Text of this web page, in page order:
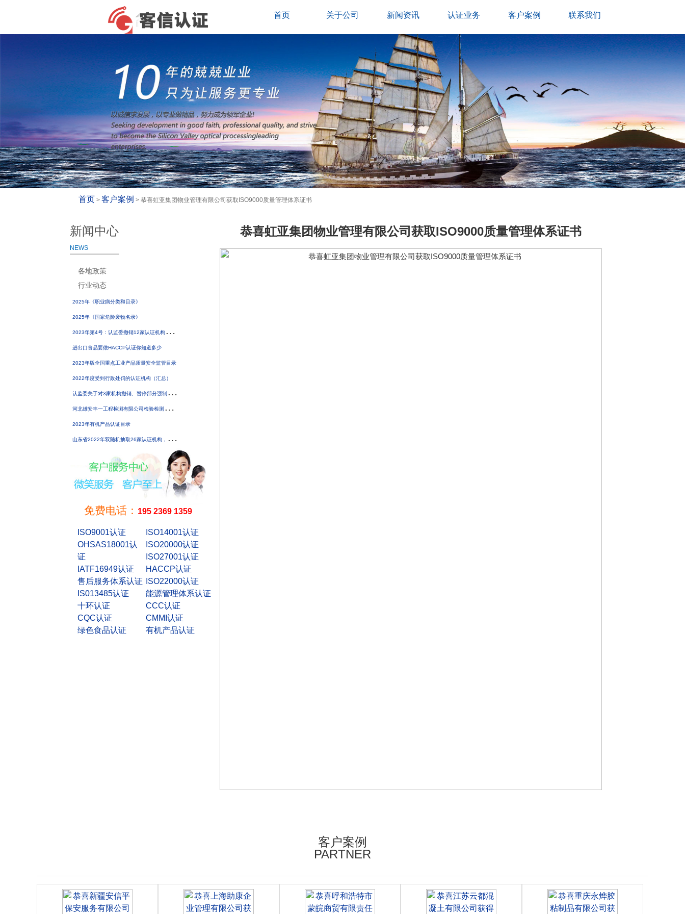
首页 关于公司 新闻资讯 认证业务 客户案例 联系我们
首页 > 客户案例 > 恭喜虹亚集团物业管理有限公司获取ISO9000质量管理体系证书
新闻中心
NEWS
各地政策
行业动态
2025年《职业病分类和目录》
2025年《国家危险废物名录》
2
023年第4号：认监委撤销12家认证机构《认证机构批准书》
进出口食品要做HACCP认证你知道多少
2023年版全国重点工业产品质量安全监管目录
2022年度受到行政处罚的认证机构（汇总）
认
监委关于对3家机构撤销、暂停部分强制性产品认证指定检测业务的公告
河
北雄安丰一工程检测有限公司检验检测机构资质撤销
2023年有机产品认证目录
山
东省2022年双随机抽取26家认证机构，其中18家存在问题
免费电话： 195 2369 1359
ISO9001认证
ISO14001认证
OHSAS18001认
证
ISO20000认证
ISO27001认证
IATF16949认证
HACCP认证
售后服务体系认证
ISO22000认证
IS013485认证
能源管理体系认证
十环认证
CCC认证
CQC认证
CMMI认证
绿色食品认证
有机产品认证
恭喜虹亚集团物业管理有限公司获取ISO9000质量管理体系证书
客户案例
PARTNER